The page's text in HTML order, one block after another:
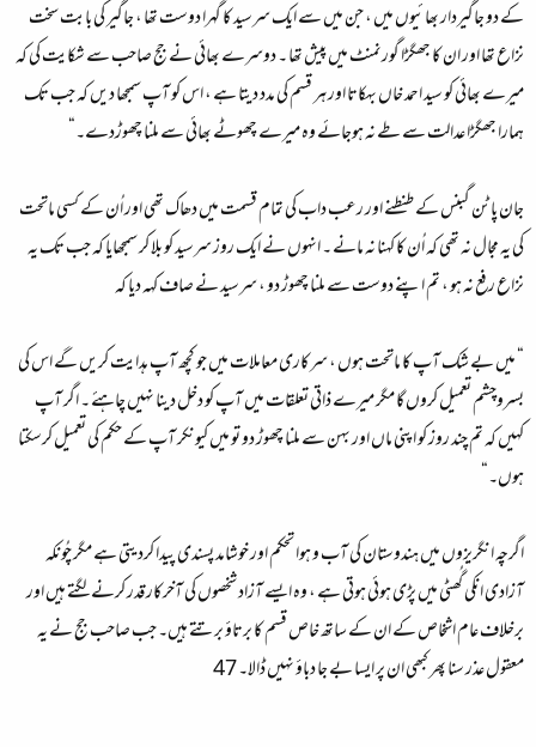
کے دو جاگیردار بھائیوں میں ، جن میں سے ایک سرسید کا گہرا دوست تھا ، جاگیر کی بابت سخت
نزاع تھا اور ان کا جھگڑا گورنمنٹ میں پیش تھا ۔ دوسرے بھائی نے جج صاحب سے شکایت کی کہ
میرے بھائی کو سید احمد خاں بہکاتا اور ہر قسم کی مدد دیتا ہے ، اس کو آپ سمجھا دیں کہ جب تک
ہمارا جھگڑا عدالت سے طے نہ ہوجائے وہ میرے چھوٹے بھائی سے ملنا چھوڑدے۔“
جان پاٹن گبنس کے طنطنے اور رعب داب کی تمام قسمت میں دھاک تھی اور اُن کے کسی ماتحت
کی یہ مجال نہ تھی کہ اُن کا کہنا نہ مانے ۔ انہوں نے ایک روز سرسید کو بلا کر سمجھایا کہ جب تک یہ
نزاع رفع نہ ہو ، تم اپنے دوست سے ملنا چھوڑ دو ، سرسید نے صاف کہہ دیا کہ
“ میں بے شک آپ کا ماتحت ہوں ، سرکاری معاملات میں جو کچھ آپ ہدایت کریں گے اس کی
بسروچشم تعمیل کروں گا مگر میرے ذاتی تعلقات میں آپ کو دخل دینا نہیں چاہئے ۔ اگر آپ
کہیں کہ تم چند روز کو اپنی ماں اور بہن سے ملنا چھوڑ دو تو میں کیونکر آپ کے حکم کی تعمیل کرسکتا
ہوں۔“
اگرچہ انگریزوں میں ہندوستان کی آب و ہوا تحکم اور خوشامد پسندی پیدا کردیتی ہے مگر چُونکہ
آزادی انکی گُھٹی میں پڑی ہوئی ہوتی ہے ، وہ ایسے آزاد شخصوں کی آخرکار قدر کرنے لگتے ہیں اور
برخلاف عام اشخاص کے ان کے ساتھ خاص قسم کا برتاؤ برتتے ہیں۔ جب صاحب جج نے یہ
معقول عذر سنا پھر کبھی ان پر ایسا بے جا دباؤ نہیں ڈالا۔ 47